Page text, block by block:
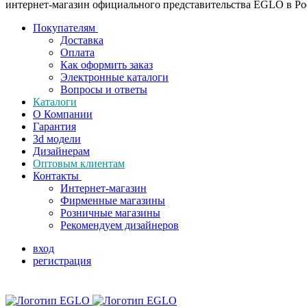
интернет-магазин официального представительства EGLO в
Покупателям
Доставка
Оплата
Как оформить заказ
Электронные каталоги
Вопросы и ответы
Каталоги
О Компании
Гарантия
3d модели
Дизайнерам
Оптовым клиентам
Контакты
Интернет-магазин
Фирменные магазины
Розничные магазины
Рекомендуем дизайнеров
вход
регистрация